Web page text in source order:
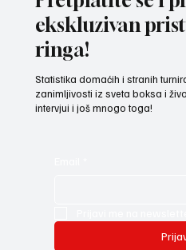
ekskluzivan
ringa!
Statistika domaćih i stranih
zanimljivosti iz sveta boksa i
intervjui i još mnogo toga!